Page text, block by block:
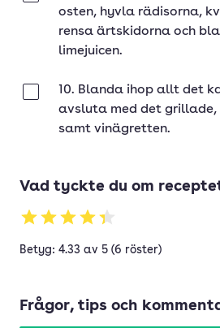
osten, hyvla rädisorna,
rensa ärtskidorna och
limejuicen.
10. Blanda ihop allt det
avsluta med det grillade,
samt vinägretten.
Vad tyckte du om
Betyg: 4.33 av 5 (6 röster)
Frågor, tips och